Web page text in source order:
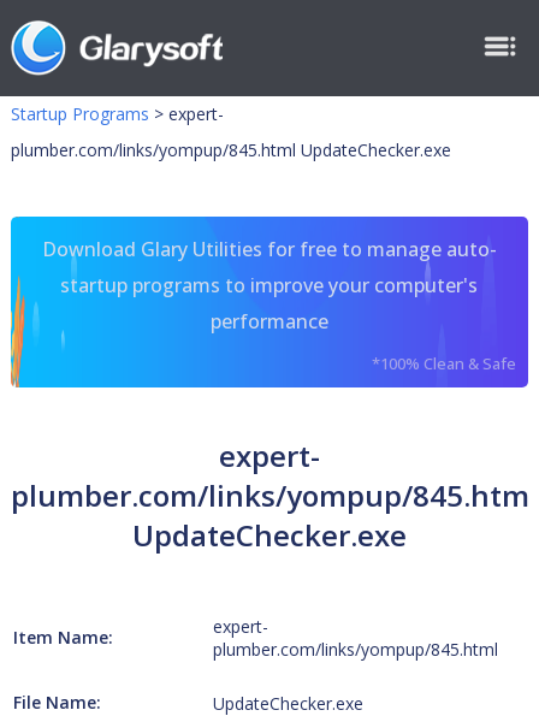
Startup Programs > expert-
plumber.com/links/yompup/845.html UpdateChecker.exe
Download Glary Utilities for free to manage auto-
startup programs to improve your computer's
performance
*100% Clean & Safe
expert-
plumber.com/links/yompup/845.html
UpdateChecker.exe
Item Name:
expert-
plumber.com/links/yompup/845.html
File Name: UpdateChecker.exe